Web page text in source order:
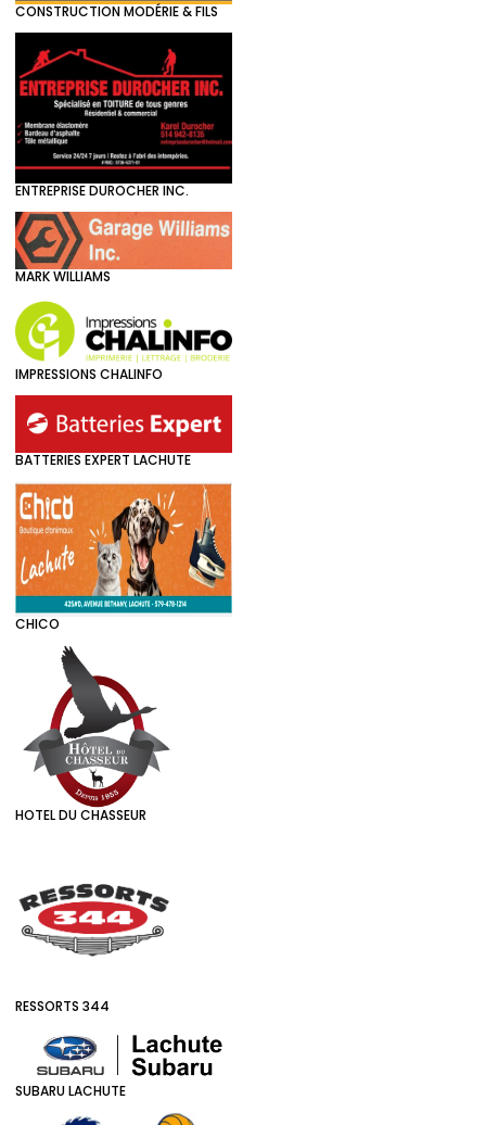
CONSTRUCTION MODÉRIE & FILS
ENTREPRISE DUROCHER INC.
MARK WILLIAMS
IMPRESSIONS CHALINFO
BATTERIES EXPERT LACHUTE
CHICO
HOTEL DU CHASSEUR
RESSORTS 344
SUBARU LACHUTE